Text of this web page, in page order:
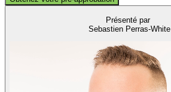
Présenté par
Sebastien Perras-White